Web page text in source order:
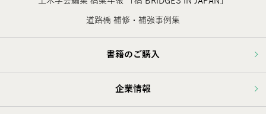
道路橋 補修・補強事例集
書籍のご購入
企業情報